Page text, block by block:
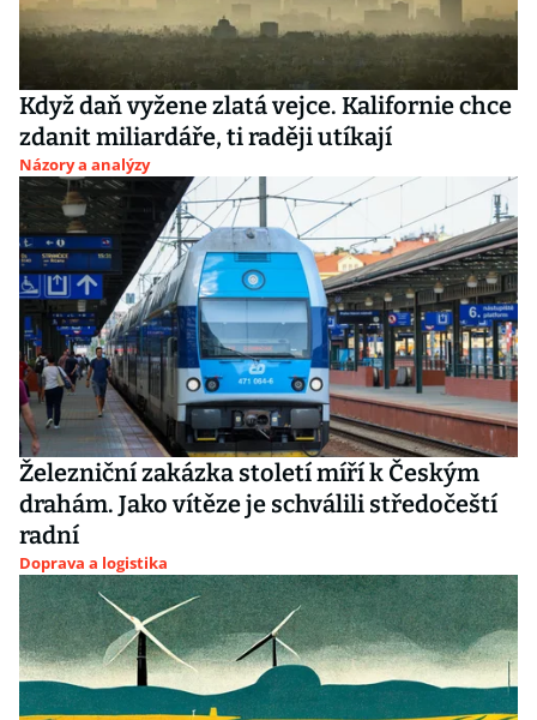
Když daň vyžene zlatá vejce. Kalifornie chce
zdanit miliardáře, ti raději utíkají
Názory a analýzy
Železniční zakázka století míří k Českým
drahám. Jako vítěze je schválili středočeští
radní
Doprava a logistika